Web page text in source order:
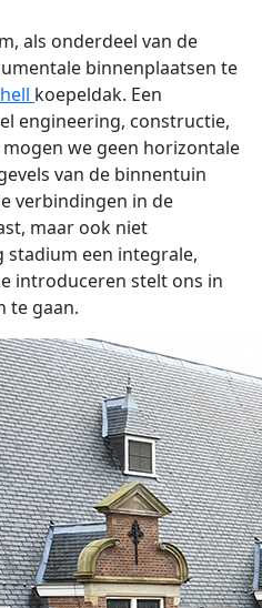
als onderdeel van de
binnenplaatsen te
koepeldak. Een
engineering, constructie,
we geen horizontale
van de binnentuin
verbindingen in de
maar ook niet
stadium een integrale,
introduceren stelt ons in
te gaan.